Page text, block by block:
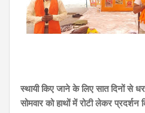
स्थायी किए जाने के लिए सात दिनों से
सोमवार को हाथों में रोटी लेकर प्रदर्शन